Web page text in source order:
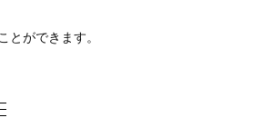
とができます。